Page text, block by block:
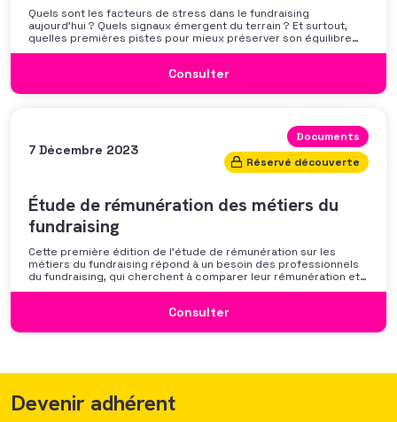
Quels sont les facteurs de stress dans le fundraising
aujourd’hui ? Quels signaux émergent du terrain ? Et surtout,
quelles premières pistes pour mieux préserver son équilibre
professionnel ? L’AFF vous propose un webinaire pour découvrir
discussion autour des mécanismes
Consulter
7 Décembre 2023
Documents
Réservé découverte
Étude de rémunération des métiers du
fundraising
Cette première édition de l’étude de rémunération sur les
métiers du fundraising répond à un besoin des professionnels
du fundraising, qui cherchent à comparer leur rémunération et à
se positionner. Elle répond également à une préoccupation
des politiques salariales comme un enjeu majeur,
Consulter
Devenir adhérent